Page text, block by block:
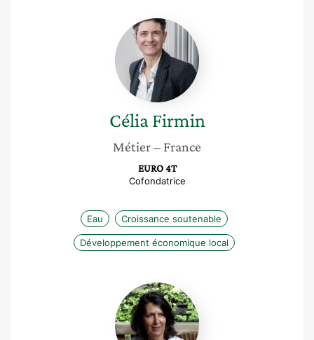
Célia
Firmin
Célia Firmin
Métier– France
EURO 4T
Cofondatrice
Eau Croissance soutenable
Développement économique local
Evelyne
Cohen
Lemoine